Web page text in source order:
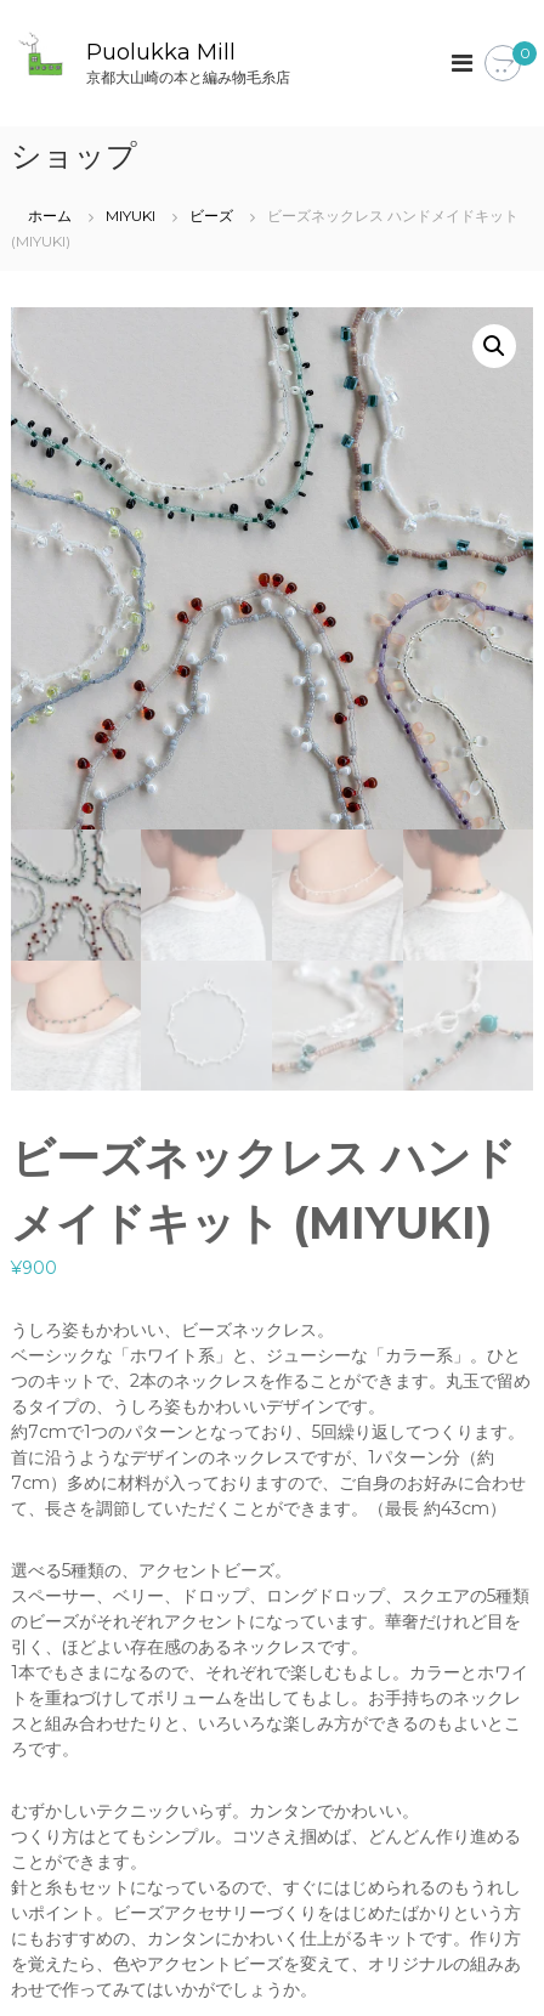
プ
Puolukka Mill
京都大山崎の本と編み物毛糸店
0
ショップ
ホーム MIYUKI ビーズ
ビーズネックレス ハンドメイドキット
(MIYUKI)
ビーズネックレス ハンド
メイドキット (MIYUKI)
¥900
うしろ姿もかわいい、ビーズネックレス。
ベーシックな「ホワイト系」と、ジューシーな「カラー系」。ひと
つのキットで、2本のネックレスを作ることができます。丸玉で留め
るタイプの、うしろ姿もかわいいデザインです。
約7cmで1つのパターンとなっており、5回繰り返してつくります。
首に沿うようなデザインのネックレスですが、1パターン分（約
7cm）多めに材料が入っておりますので、ご自身のお好みに合わせ
て、長さを調節していただくことができます。（最長 約43cm）
選べる5種類の、アクセントビーズ。
スペーサー、ベリー、ドロップ、ロングドロップ、スクエアの5種類
のビーズがそれぞれアクセントになっています。華奢だけれど目を
引く、ほどよい存在感のあるネックレスです。
1本でもさまになるので、それぞれで楽しむもよし。カラーとホワイ
トを重ねづけしてボリュームを出してもよし。お手持ちのネックレ
スと組み合わせたりと、いろいろな楽しみ方ができるのもよいとこ
ろです。
むずかしいテクニックいらず。カンタンでかわいい。
つくり方はとてもシンプル。コツさえ掴めば、どんどん作り進める
ことができます。
針と糸もセットになっているので、すぐにはじめられるのもうれし
いポイント。ビーズアクセサリーづくりをはじめたばかりという方
にもおすすめの、カンタンにかわいく仕上がるキットです。作り方
を覚えたら、色やアクセントビーズを変えて、オリジナルの組みあ
わせで作ってみてはいかがでしょうか。